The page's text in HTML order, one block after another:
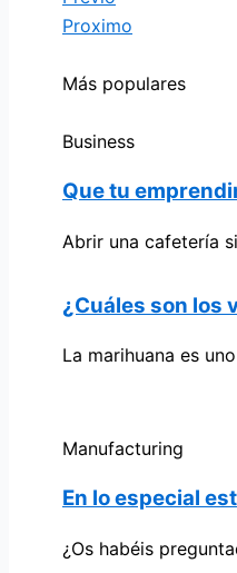
Proximo
Más populares
Business
Que tu
Abrir una cafetería
¿Cuáles son los
La marihuana es
Manufacturing
En lo especial
¿Os habéis